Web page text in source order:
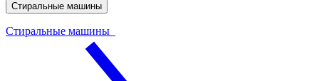
Стиральные машины
Стиральные машины